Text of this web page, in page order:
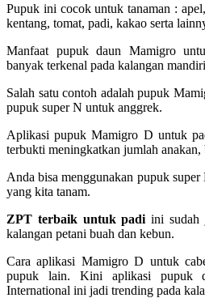
Pupuk ini cocok untuk tanaman :
kentang, tomat, padi, kakao serta
Manfaat pupuk daun Mamigro
banyak terkenal pada kalangan
Salah satu contoh adalah pupuk
pupuk super N untuk anggrek.
Aplikasi pupuk Mamigro D untuk
terbukti meningkatkan jumlah anakan,
Anda bisa menggunakan pupuk
yang kita tanam.
ZPT terbaik untuk padi ini sudah
kalangan petani buah dan kebun.
Cara aplikasi Mamigro D untuk
pupuk lain. Kini aplikasi pupuk
International ini jadi trending pada